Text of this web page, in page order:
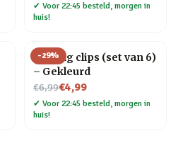
✔ Voor 22:45 besteld, morgen in
huis!
-29%
Kat bag clips (set van 6)
– Gekleurd
€6,99
Nu voor€4,99
✔ Voor 22:45 besteld, morgen in
huis!